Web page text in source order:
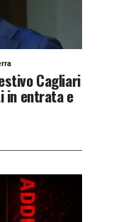
Cagliari
in entrata e